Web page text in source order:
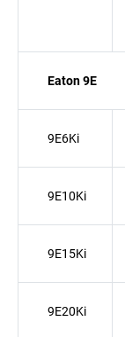
Eaton 9E
9E6Ki
9E10Ki
9E15Ki
9E20Ki